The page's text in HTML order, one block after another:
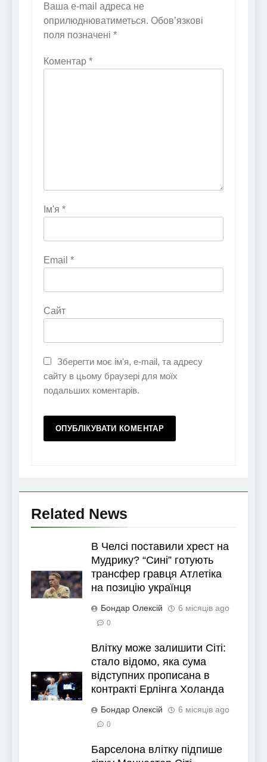
Ваша e-mail адреса не
оприлюднюватиметься. Обов’язкові
поля позначені *
Коментар *
Ім'я *
Email *
Сайт
Зберегти моє ім'я, e-mail, та адресу
сайту в цьому браузері для моїх
подальших коментарів.
Related News
В Челсі поставили хрест на
Мудрику? “Сині” готують
трансфер гравця Атлетіка
на позицію українця
Бондар Олексій 6 місяців ago
0
Влітку може залишити Сіті:
стало відомо, яка сума
відступних прописана в
контракті Ерлінга Холанда
Бондар Олексій 6 місяців ago
0
Барселона влітку підпише